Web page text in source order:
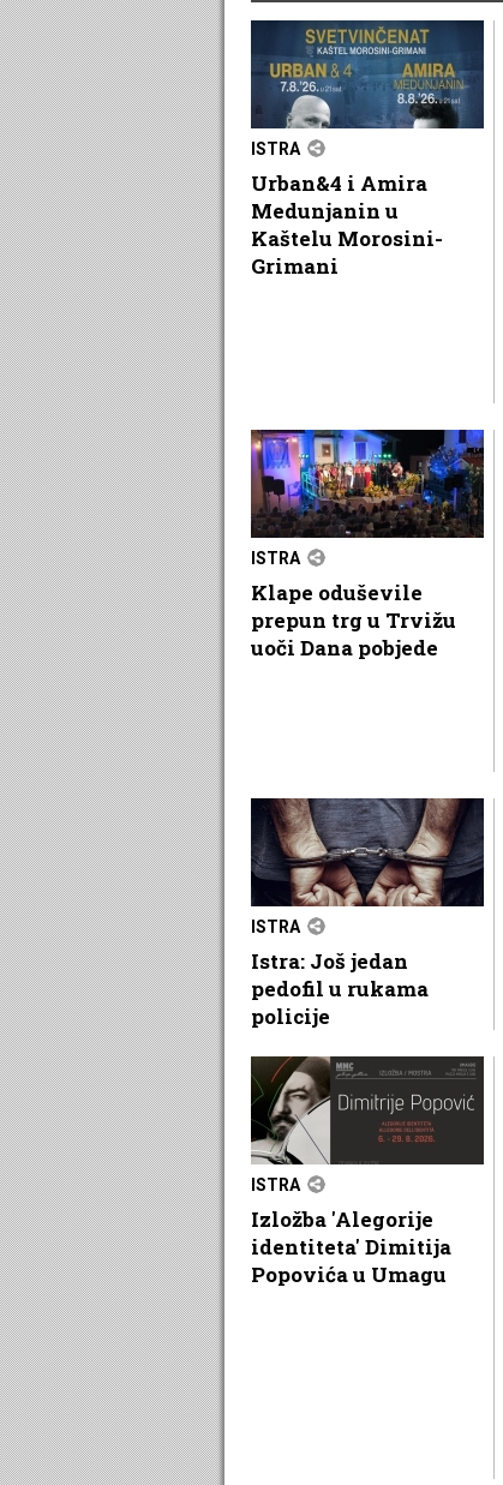
ISTRA
Urban&4 i Amira
Medunjanin u
Kaštelu Morosini-
Grimani
ISTRA
Klape oduševile
prepun trg u Trvižu
uoči Dana pobjede
ISTRA
Istra: Još jedan
pedofil u rukama
policije
ISTRA
Izložba 'Alegorije
identiteta' Dimitija
Popovića u Umagu